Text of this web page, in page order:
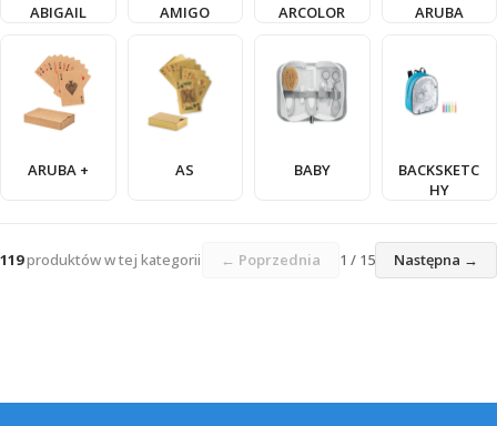
ABIGAIL AMIGO ARCOLOR ARUBA
ARUBA + AS BABY
BACKSKETC
HY
119produktów w tej kategorii ← Poprzednia 1 / 15 Następna →